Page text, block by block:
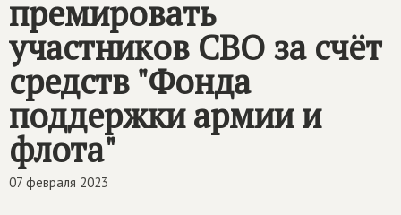
премировать
участников СВО за счёт
средств "Фонда
поддержки армии и
флота"
07 февраля 2023